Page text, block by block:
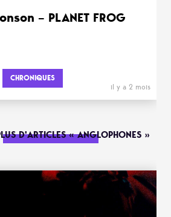
– PLANET FROG
CHRONIQUES
il y a 2 mois
D'ARTICLES « ANGLOPHONES »